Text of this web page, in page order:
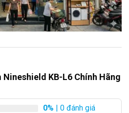
Nineshield KB-L6 Chính Hãng
0% | 0 đánh giá